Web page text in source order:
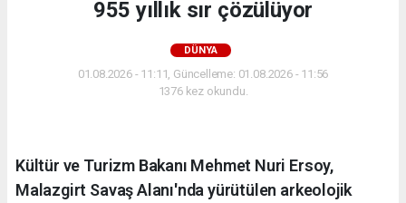
955 yıllık sır çözülüyor
DÜNYA
01.08.2026 - 11:11, Güncelleme: 01.08.2026 - 11:56
1376 kez okundu.
Kültür ve Turizm Bakanı Mehmet Nuri Ersoy,
Malazgirt Savaş Alanı'nda yürütülen arkeolojik